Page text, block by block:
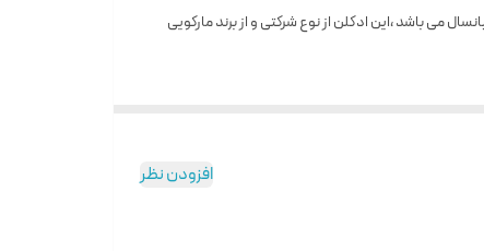
می باشد ،این ادکلن از نوع شرکتی و از برند مارکویی
افزودن نظر